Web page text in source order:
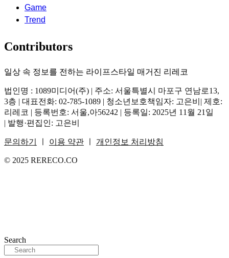
Game
Trend
Contributors
일상 속 정보를 전하는 라이프스타일 매거진 리레코
법인명 : 1089미디어(주) | 주소: 서울특별시 마포구 연남로13,
3층 | 대표전화: 02-785-1089 | 청소년보호책임자: 고은비| 제호:
리레코 | 등록번호: 서울,아56242 | 등록일: 2025년 11월 21일
| 발행·편집인: 고은비
문의하기 이용 약관 개인정보 처리방침
© 2025 RERECO.CO
Search